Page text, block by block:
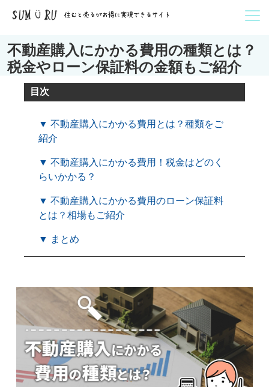
不動産購入にかかる費用の種類とは？
税金やローン保証料の金額もご紹介
目次
▼ 不動産購入にかかる費用とは？種類をご
紹介
▼ 不動産購入にかかる費用！税金はどのく
らいかかる？
▼ 不動産購入にかかる費用のローン保証料
とは？相場もご紹介
▼ まとめ